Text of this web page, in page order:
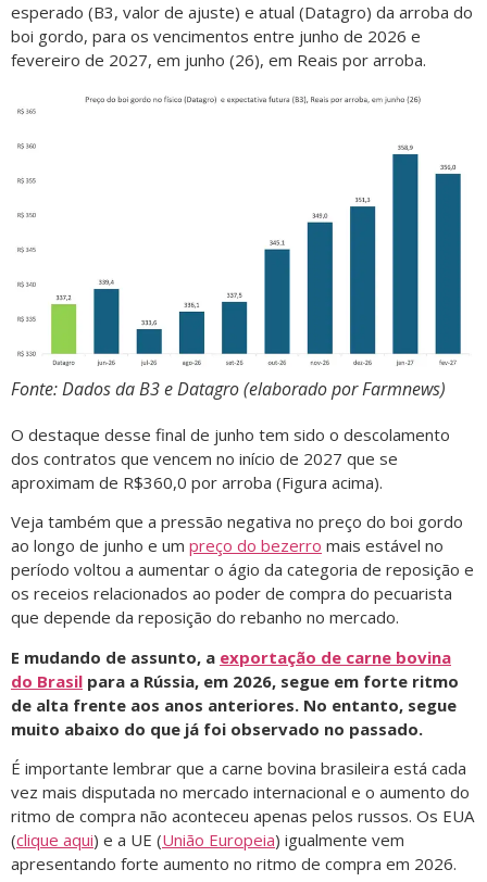
esperado (B3, valor de ajuste) e atual (Datagro) da arroba do
boi gordo, para os vencimentos entre junho de 2026 e
fevereiro de 2027, em junho (26), em Reais por arroba.
Fonte: Dados da B3 e Datagro (elaborado por Farmnews)
O destaque desse final de junho tem sido o descolamento
dos contratos que vencem no início de 2027 que se
aproximam de R$360,0 por arroba (Figura acima).
Veja também que a pressão negativa no preço do boi gordo
ao longo de junho e um preço do bezerro mais estável no
período voltou a aumentar o ágio da categoria de reposição e
os receios relacionados ao poder de compra do pecuarista
que depende da reposição do rebanho no mercado.
E mudando de assunto, a exportação de carne bovina
do Brasil para a Rússia, em 2026, segue em forte ritmo
de alta frente aos anos anteriores. No entanto, segue
muito abaixo do que já foi observado no passado.
É importante lembrar que a carne bovina brasileira está cada
vez mais disputada no mercado internacional e o aumento do
ritmo de compra não aconteceu apenas pelos russos. Os EUA
(clique aqui) e a UE (União Europeia) igualmente vem
apresentando forte aumento no ritmo de compra em 2026.